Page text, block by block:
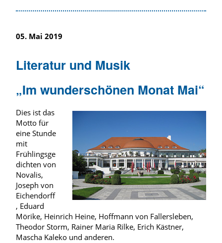
05. Mai 2019
Literatur und Musik
„Im wunderschönen Monat Mai“
Dies ist das
Motto für
eine Stunde
mit
Frühlingsge
dichten von
Novalis,
Joseph von
Eichendorff
, Eduard
Mörike, Heinrich Heine, Hoffmann von Fallersleben,
Theodor Storm, Rainer Maria Rilke, Erich Kästner,
Mascha Kaleko und anderen.